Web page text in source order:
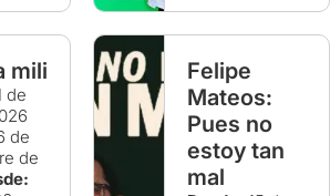
mili
de
de
de
Felipe
Mateos:
Pues no
estoy tan
mal